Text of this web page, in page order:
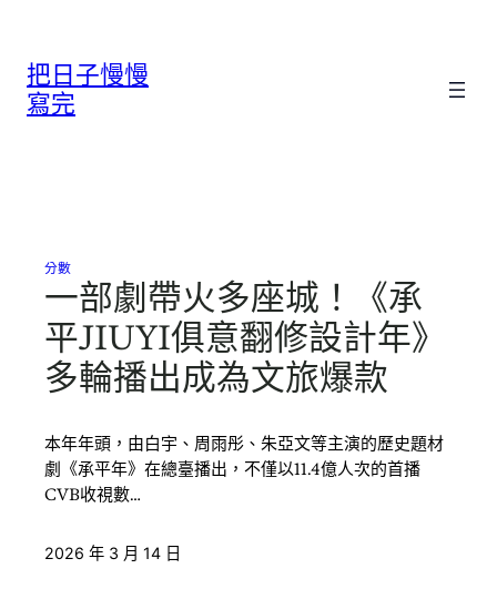
把日子慢慢
寫完
分數
一部劇帶火多座城！《承
平JIUYI俱意翻修設計年》
多輪播出成為文旅爆款
本年年頭，由白宇、周雨彤、朱亞文等主演的歷史題材
劇《承平年》在總臺播出，不僅以11.4億人次的首播
CVB收視數…
2026 年 3 月 14 日